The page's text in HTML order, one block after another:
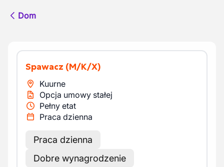
Dom
Spawacz (M/K/X)
Kuurne
Opcja umowy stałej
Pełny etat
Praca dzienna
Praca dzienna
Dobre wynagrodzenie